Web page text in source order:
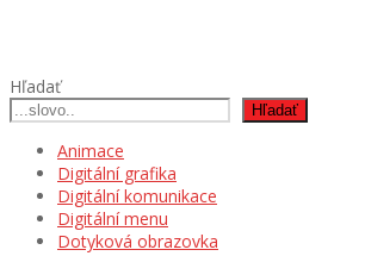
Hľadať
Hľadať
Animace
Digitální grafika
Digitální komunikace
Digitální menu
Dotyková obrazovka